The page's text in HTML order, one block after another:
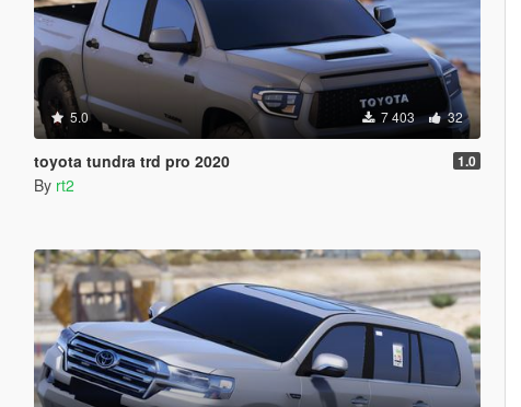
5.0 7 403 32
toyota tundra trd pro 2020 1.0
By rt2